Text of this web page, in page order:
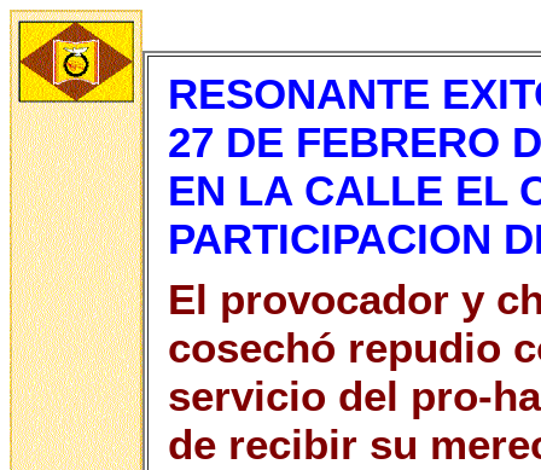
RESONANTE
27 DE FEBRERO
EN LA CALLE EL
PARTICIPACION
El provocador y
cosechó repudio
servicio del pro-
de recibir su